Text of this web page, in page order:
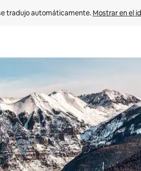
tradujo automáticamente. Mostrar en el